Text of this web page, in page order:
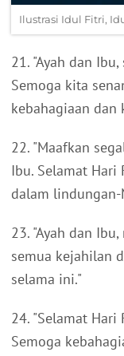
Ilustrasi Idul Fitri,
21. "Ayah dan
Semoga kita
kebahagiaan dan
22. "Maafkan
Ibu. Selamat
dalam lindungan-
23. "Ayah dan
semua kejahilan
selama ini."
24. "Selamat Hari
Semoga